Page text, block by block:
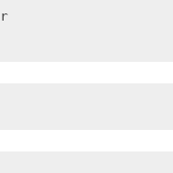
vue add electron-builder